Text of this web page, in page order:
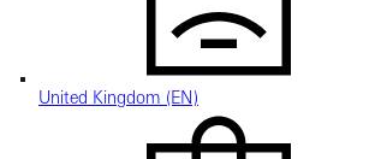
United Kingdom (EN)